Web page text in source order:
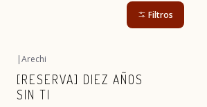
Filtros
|Arechi
[RESERVA] DIEZ AÑOS
SIN TI